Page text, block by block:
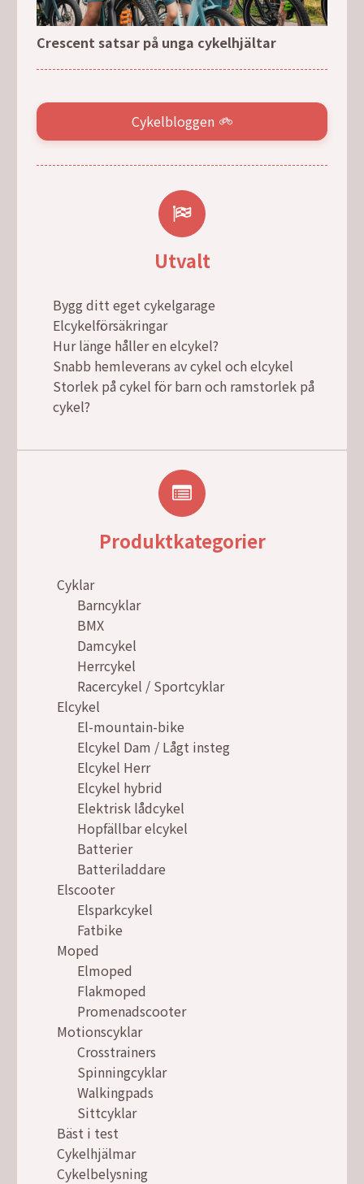
Crescent satsar på unga cykelhjältar
Cykelbloggen
Utvalt
Bygg ditt eget cykelgarage
Elcykelförsäkringar
Hur länge håller en elcykel?
Snabb hemleverans av cykel och elcykel
Storlek på cykel för barn och ramstorlek på
cykel?
Produktkategorier
Cyklar
Barncyklar
BMX
Damcykel
Herrcykel
Racercykel / Sportcyklar
Elcykel
El-mountain-bike
Elcykel Dam / Lågt insteg
Elcykel Herr
Elcykel hybrid
Elektrisk lådcykel
Hopfällbar elcykel
Batterier
Batteriladdare
Elscooter
Elsparkcykel
Fatbike
Moped
Elmoped
Flakmoped
Promenadscooter
Motionscyklar
Crosstrainers
Spinningcyklar
Walkingpads
Sittcyklar
Bäst i test
Cykelhjälmar
Cykelbelysning